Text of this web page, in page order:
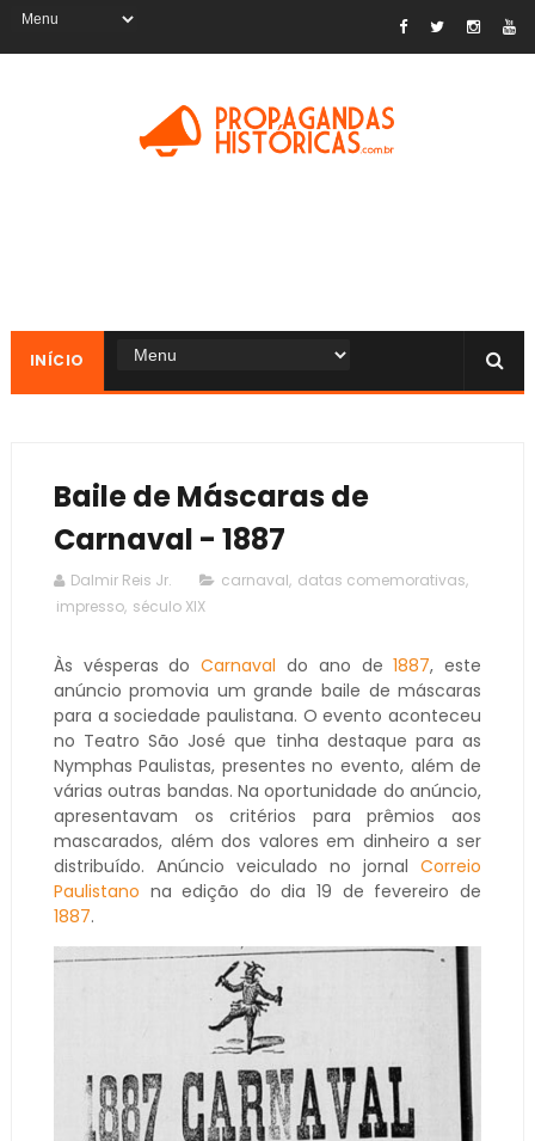
INÍCIO
Baile de Máscaras de
Carnaval - 1887
Dalmir Reis Jr. carnaval, datas comemorativas,
impresso, século XIX
Às vésperas doCarnaval do ano de1887, este
anúncio promovia um grande baile de máscaras
para a sociedade paulistana. O evento aconteceu
no Teatro São José que tinha destaque para as
Nymphas Paulistas, presentes no evento, além de
várias outras bandas. Na oportunidade do anúncio,
apresentavam os critérios para prêmios aos
mascarados, além dos valores em dinheiro a ser
distribuído. Anúncio veiculado no jornalCorreio
Paulistano na edição do dia 19 de fevereiro de
1887.